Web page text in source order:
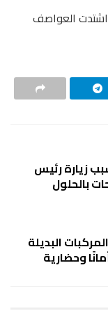
اشتدت العواصف
زيارة رئيس
بالحلول
البديلة
وحضارية